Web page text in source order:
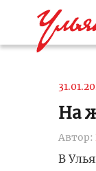
На
Автор:
В